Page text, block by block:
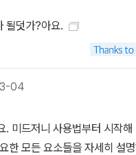
있습니다. 미드저니로 만든
수 있으니 방문하여 디자인 영
: youtube.com/
thisiskeepkwan
"책을 통해 성장하는
, 나누고, 함께 성장하는 [Do
면 스터디 카페인 ‘Do it! 스
]에 참여해 나의 공부 계획을
될덧가?아요.
04
. 미드저니 사용법부터 시작해
한 모든 요소들을 자세히 설